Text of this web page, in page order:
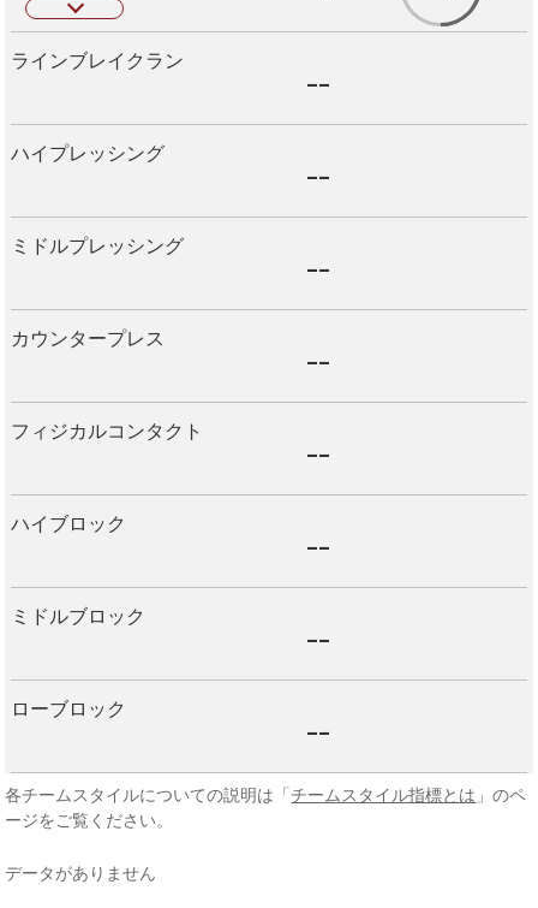
ラインブレイクラン --
ハイプレッシング --
ミドルプレッシング --
カウンタープレス --
フィジカルコンタクト --
ハイブロック --
ミドルブロック --
ローブロック --
各チームスタイルについての説明は「 チームスタイル指標とは 」のペ
ージをご覧ください。
データがありません